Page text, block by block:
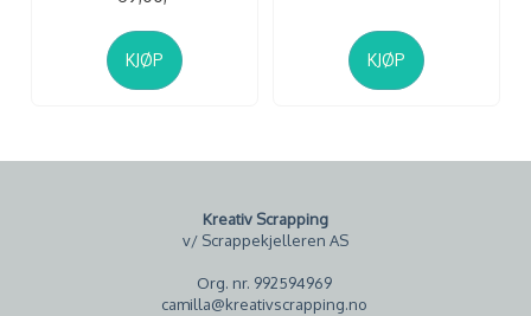
KJØP KJØP
Kreativ Scrapping
v/ Scrappekjelleren AS
Org. nr. 992594969
camilla@kreativscrapping.no